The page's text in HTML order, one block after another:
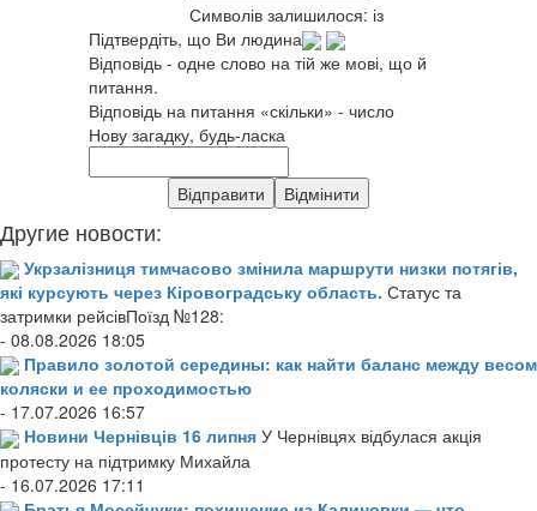
Символів залишилося: із
Підтвердіть, що Ви людина
Відповідь - одне слово на тій же мові, що й
питання.
Відповідь на питання «скільки» - число
Нову загадку, будь-ласка
Другие новости:
Укрзалізниця тимчасово змінила маршрути низки потягів,
які курсують через Кіровоградську область. Статус та
затримки рейсівПоїзд №128:
- 08.08.2026 18:05
Правило золотой середины: как найти баланс между весом
коляски и ее проходимостью
- 17.07.2026 16:57
Новини Чернівців 16 липня У Чернівцях відбулася акція
протесту на підтримку Михайла
- 16.07.2026 17:11